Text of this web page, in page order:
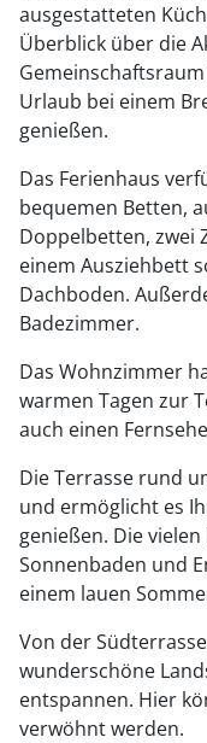
ausgestatteten
Überblick über die
Urlaub bei einem
genießen.
Das Ferienhaus
bequemen Betten,
Doppelbetten, zwei
einem Ausziehbett
Dachboden.
Badezimmer.
Das Wohnzimmer
warmen Tagen zur
auch einen
Die Terrasse rund
und ermöglicht es
genießen. Die
Sonnenbaden und
einem lauen
Von der
wunderschöne
entspannen. Hier
verwöhnt werden.